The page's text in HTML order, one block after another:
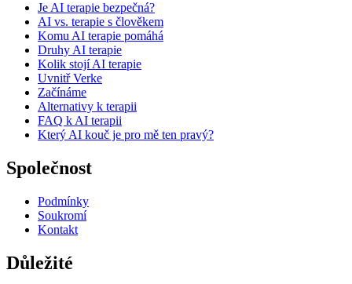
Je AI terapie bezpečná?
AI vs. terapie s člověkem
Komu AI terapie pomáhá
Druhy AI terapie
Kolik stojí AI terapie
Uvnitř Verke
Začínáme
Alternativy k terapii
FAQ k AI terapii
Který AI kouč je pro mě ten pravý?
Společnost
Podmínky
Soukromí
Kontakt
Důležité